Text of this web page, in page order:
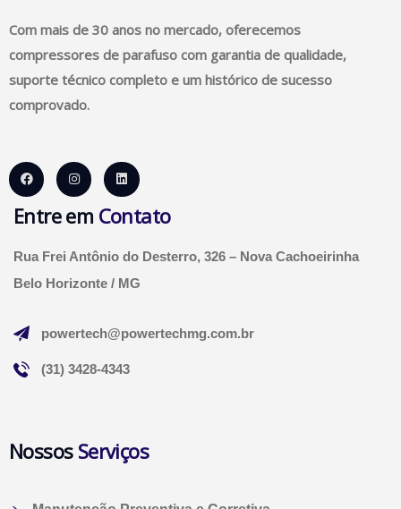
Com mais de 30 anos no mercado, oferecemos
compressores de parafuso com garantia de qualidade,
suporte técnico completo e um histórico de sucesso
comprovado.
Entre em Contato
Rua Frei Antônio do Desterro, 326 – Nova Cachoeirinha
Belo Horizonte / MG
powertech@powertechmg.com.br
(31) 3428-4343
Nossos Serviços